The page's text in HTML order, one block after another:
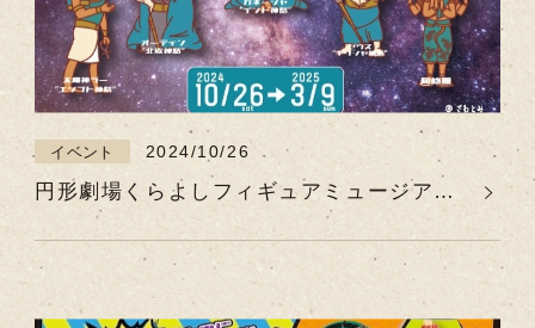
イベント 2024/10/26
円形劇場くらよしフィギュアミュージアム
特別展「意外と身近な世界の神話と神々
展」【令和6年10月26日(土)～令和7年3月9
日(日)】